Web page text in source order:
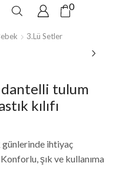
0
3.lü Setler
tulum
kılıfı
günlerinde ihtiyaç
şık ve kullanıma